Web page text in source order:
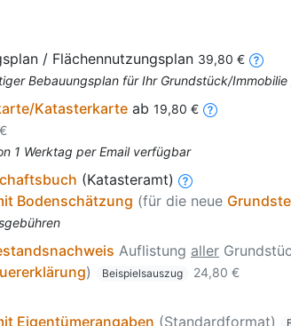
/ Flächennutzungsplan 39,80 €
Bebauungsplan für Ihr Grundstück/Immobilie
Katasterkarte ab 19,80 €
1 Werktag per Email verfügbar
(Katasteramt)
Bodenschätzung (für die neue
Auflistung aller
) Beispielsauszug
24,80 €
Eigentümerangaben (Standardformat)